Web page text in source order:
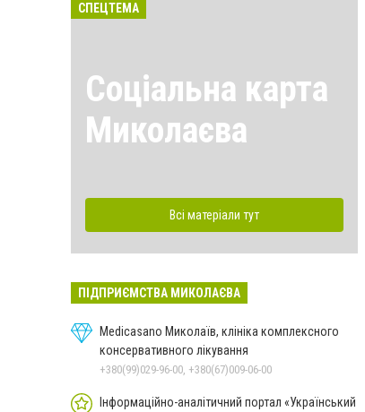
СПЕЦТЕМА
Соціальна карта
Миколаєва
Всі матеріали тут
ПІДПРИЄМСТВА МИКОЛАЄВА
Medicasano Миколаїв, клініка комплексного
консервативного лікування
+380(99)029-96-00, +380(67)009-06-00
Інформаційно-аналітичний портал «Український